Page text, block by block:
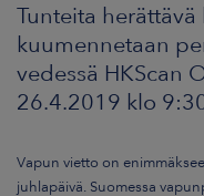
Tunteita
kuumennetaan
vedessä HKScan
26.4.2019 klo
Vapun vietto on
juhlapäivä. Suomessa